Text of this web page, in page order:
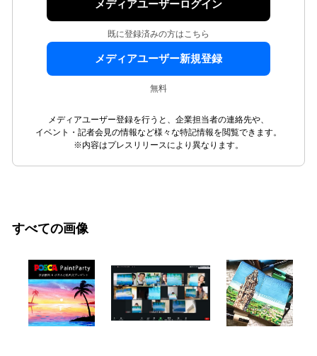
メディアユーザーログイン
既に登録済みの方はこちら
メディアユーザー新規登録
無料
メディアユーザー登録を行うと、企業担当者の連絡先や、
イベント・記者会見の情報など様々な特記情報を閲覧できます。
※内容はプレスリリースにより異なります。
すべての画像